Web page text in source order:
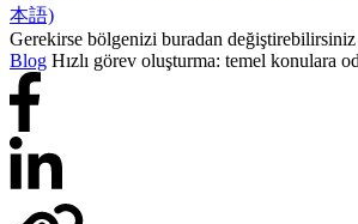
本語)
Gerekirse bölgenizi buradan değiştirebilirsiniz
Blog Hızlı görev oluşturma: temel konulara